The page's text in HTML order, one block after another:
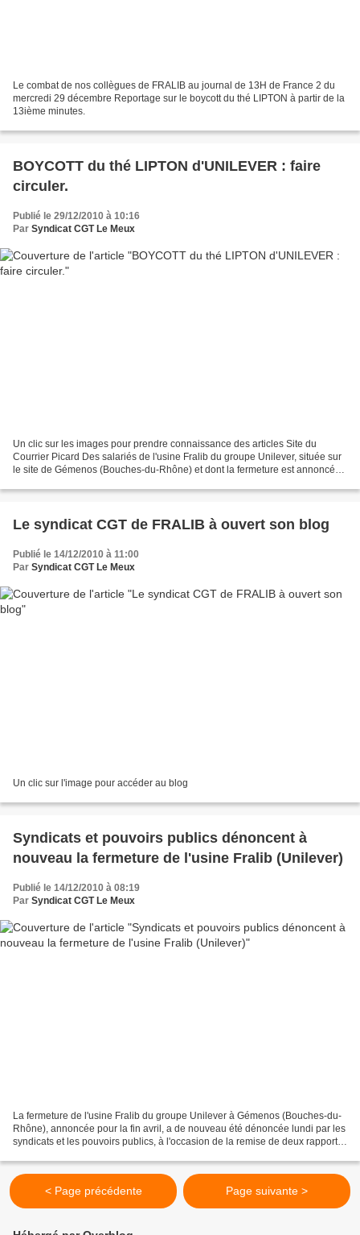
Le combat de nos collègues de FRALIB au journal de 13H de France 2 du
mercredi 29 décembre Reportage sur le boycott du thé LIPTON à partir de la
13ième minutes.
BOYCOTT du thé LIPTON d'UNILEVER : faire
circuler.
Publié le 29/12/2010 à 10:16
Par Syndicat CGT Le Meux
Un clic sur les images pour prendre connaissance des articles Site du
Courrier Picard Des salariés de l'usine Fralib du groupe Unilever, située sur
le site de Gémenos (Bouches-du-Rhône) et dont la fermeture est annoncé
Le syndicat CGT de FRALIB à ouvert son blog
Publié le 14/12/2010 à 11:00
Par Syndicat CGT Le Meux
Un clic sur l'image pour accéder au blog
Syndicats et pouvoirs publics dénoncent à
nouveau la fermeture de l'usine Fralib (Unilever)
Publié le 14/12/2010 à 08:19
Par Syndicat CGT Le Meux
La fermeture de l'usine Fralib du groupe Unilever à Gémenos (Bouches-du-
Rhône), annoncée pour la fin avril, a de nouveau été dénoncée lundi par les
syndicats et les pouvoirs publics, à l'occasion de la remise de deux rapports
< Page précédente Page suivante >